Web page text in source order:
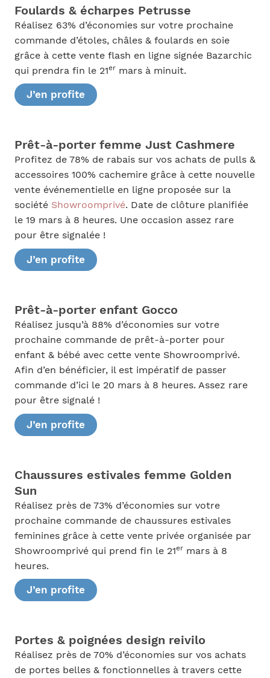
Foulards & écharpes Petrusse
Réalisez 63% d’économies sur votre prochaine
commande d’étoles, châles & foulards en soie
grâce à cette vente flash en ligne signée Bazarchic
qui prendra fin le 21ermars à minuit.
J’en profite
Prêt-à-porter femme Just Cashmere
Profitez de 78% de rabais sur vos achats de pulls &
accessoires 100% cachemire grâce à cette nouvelle
vente événementielle en ligne proposée sur la
société Showroomprivé. Date de clôture planifiée
le 19 mars à 8 heures. Une occasion assez rare
pour être signalée !
J’en profite
Prêt-à-porter enfant Gocco
Réalisez jusqu’à 88% d’économies sur votre
prochaine commande de prêt-à-porter pour
enfant & bébé avec cette vente Showroomprivé.
Afin d’en bénéficier, il est impératif de passer
commande d’ici le 20 mars à 8 heures. Assez rare
pour être signalé !
J’en profite
Chaussures estivales femme Golden
Sun
Réalisez près de 73% d’économies sur votre
prochaine commande de chaussures estivales
feminines grâce à cette vente privée organisée par
Showroomprivé qui prend fin le 21ermars à 8
heures.
J’en profite
Portes & poignées design reivilo
Réalisez près de 70% d’économies sur vos achats
de portes belles & fonctionnelles à travers cette